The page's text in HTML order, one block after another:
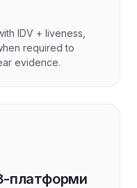
IDV + liveness,
required to
evidence.
платформи